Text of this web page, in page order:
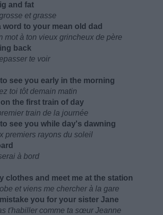
and fat
et grasse
word to your mean old dad
mot à ton vieux grincheux de père
back
te voir
see you early in the morning
toi tôt demain matin
the first train of day
train de la journée
see you while day's dawning
premiers rayons du soleil
à bord
clothes and meet me at the station
et viens me chercher à la gare
you for your sister Jane
t'habiller comme ta sœur Jeanne